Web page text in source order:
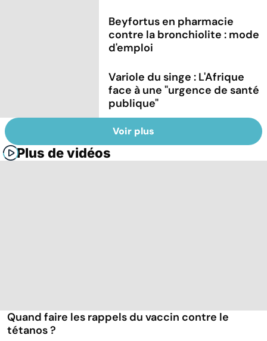
Beyfortus en pharmacie
contre la bronchiolite : mode
d'emploi
Variole du singe : L'Afrique
face à une "urgence de santé
publique"
Voir plus
Plus de vidéos
Quand faire les rappels du vaccin contre le
tétanos ?